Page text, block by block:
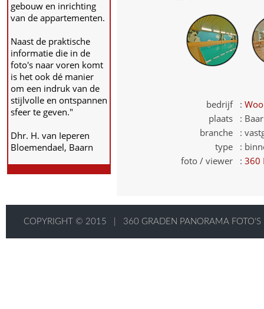
gebouw en inrichting
van de appartementen.
Naast de praktische
informatie die in de
foto's naar voren komt
is het ook dé manier
om een indruk van de
stijlvolle en ontspannen
sfeer te geven."
Dhr. H. van Ieperen
Bloemendael, Baarn
bedrijf :
plaats :
branche :
type :
foto / viewer : 360
COPYRIGHT © 2015 360 GRADEN PANORAMA FOTO'S